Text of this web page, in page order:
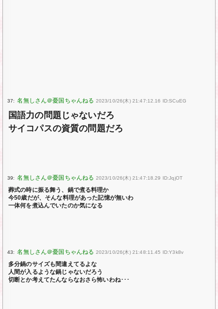
37: 2023/10/26(木) 21:47:12.16 ID:SCuEG
国語力の問題じゃないだろ
サイコパスの資質の問題だろ
39: 2023/10/26(木) 21:47:18.29 ID:JqjOT
葬式の時に振る舞う、鍋で煮る料理か
今50歳だが、そんな料理があった記憶が無いわ
一体何を煮込んでいたのか気になる
43: 2023/10/26(木) 21:48:11.45 ID:Y3k8v
多分鍋のサイズも間違えてるよな
人間が入るような鍋じゃないだろう
切断とか考えてたんならなおさら怖いわね･･･